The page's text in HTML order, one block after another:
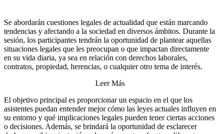
Se abordarán cuestiones legales de actualidad que están marcando
tendencias y afectando a la sociedad en diversos ámbitos. Durante la
sesión, los participantes tendrán la oportunidad de plantear aquellas
situaciones legales que les preocupan o que impactan directamente
en su vida diaria, ya sea en relación con derechos laborales,
contratos, propiedad, herencias, o cualquier otro tema de interés.
Leer Más
El objetivo principal es proporcionar un espacio en el que los
asistentes puedan entender mejor cómo las leyes actuales influyen en
su entorno y qué implicaciones legales pueden tener ciertas acciones
o decisiones. Además, se brindará la oportunidad de esclarecer